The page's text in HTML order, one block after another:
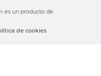
es un producto de
de cookies